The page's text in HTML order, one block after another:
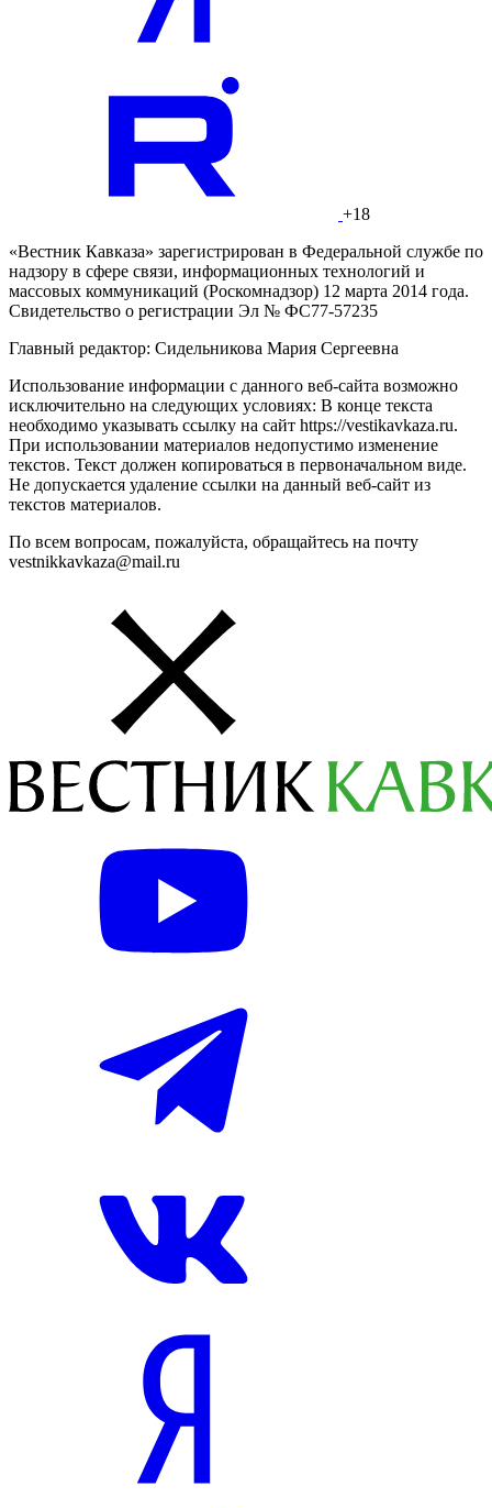
+18
«Вестник Кавказа» зарегистрирован в Федеральной службе по
надзору в сфере связи, информационных технологий и
массовых коммуникаций (Роскомнадзор) 12 марта 2014 года.
Свидетельство о регистрации Эл № ФС77-57235
Главный редактор: Сидельникова Мария Сергеевна
Использование информации с данного веб-сайта возможно
исключительно на следующих условиях: В конце текста
необходимо указывать ссылку на сайт https://vestikavkaza.ru.
При использовании материалов недопустимо изменение
текстов. Текст должен копироваться в первоначальном виде.
Не допускается удаление ссылки на данный веб-сайт из
текстов материалов.
По всем вопросам, пожалуйста, обращайтесь на почту
vestnikkavkaza@mail.ru